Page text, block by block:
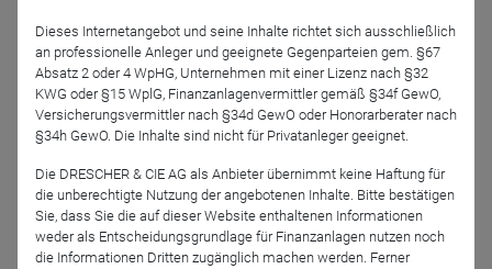
DJE Kapital AG
Moderation
Dieses Internetangebot und seine Inhalte richtet sich ausschließlich
an professionelle Anleger und geeignete Gegenparteien gem. §67
Absatz 2 oder 4 WpHG, Unternehmen mit einer Lizenz nach §32
KWG oder §15 WplG, Finanzanlagenvermittler gemäß §34f GewO,
Versicherungsvermittler nach §34d GewO oder Honorarberater nach
§34h GewO. Die Inhalte sind nicht für Privatanleger geeignet.
Die DRESCHER & CIE AG als Anbieter übernimmt keine Haftung für
die unberechtigte Nutzung der angebotenen Inhalte. Bitte bestätigen
Sie, dass Sie die auf dieser Website enthaltenen Informationen
weder als Entscheidungsgrundlage für Finanzanlagen nutzen noch
die Informationen Dritten zugänglich machen werden. Ferner